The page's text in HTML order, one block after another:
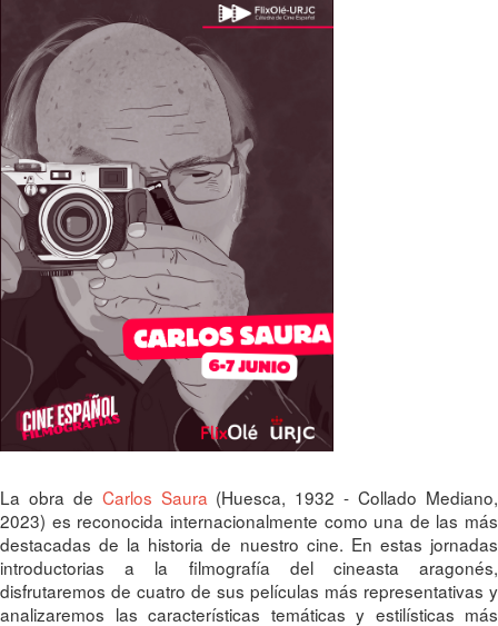
La obra de Carlos Saura (Huesca, 1932 - Collado Mediano,
2023) es reconocida internacionalmente como una de las más
destacadas de la historia de nuestro cine. En estas jornadas
introductorias a la filmografía del cineasta aragonés,
disfrutaremos de cuatro de sus películas más representativas y
analizaremos las características temáticas y estilísticas más